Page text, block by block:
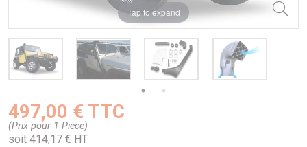
Tap to expand
497,00 € TTC
(Prix pour 1 Pièce)
soit 414,17 € HT